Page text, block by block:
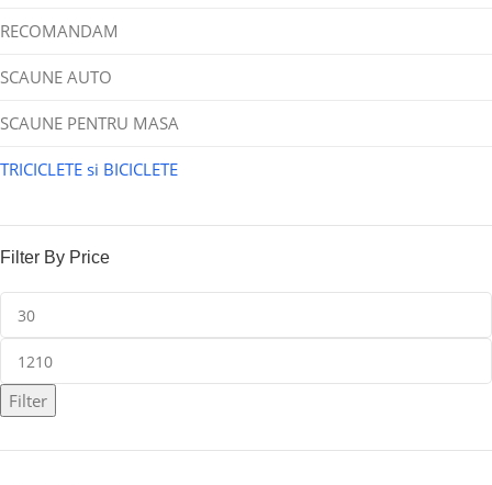
RECOMANDAM
SCAUNE AUTO
SCAUNE PENTRU MASA
TRICICLETE si BICICLETE
Filter By Price
Filter